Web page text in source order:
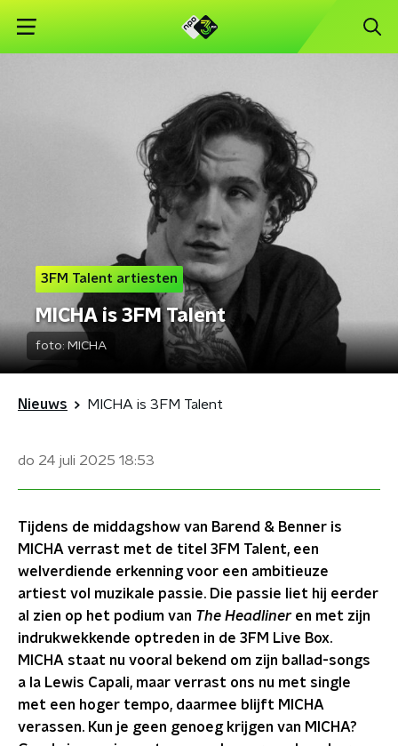
3FM Talent artiesten
MICHA is 3FM Talent
foto:MICHA
Nieuws MICHA is 3FM Talent
do 24 juli 2025 18:53
Tijdens de middagshow van Barend & Benner is
MICHA verrast met de titel 3FM Talent, een
welverdiende erkenning voor een ambitieuze
artiest vol muzikale passie. Die passie liet hij eerder
al zien op het podium van The Headliner en met zijn
indrukwekkende optreden in de 3FM Live Box.
MICHA staat nu vooral bekend om zijn ballad-songs
a la Lewis Capali, maar verrast ons nu met single
met een hoger tempo, daarmee blijft MICHA
verassen. Kun je geen genoeg krijgen van MICHA?